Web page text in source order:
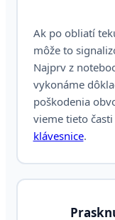
Ak po obliatí
môže to
Najprv z
vykonáme
poškodenia
vieme tieto
klávesnice.